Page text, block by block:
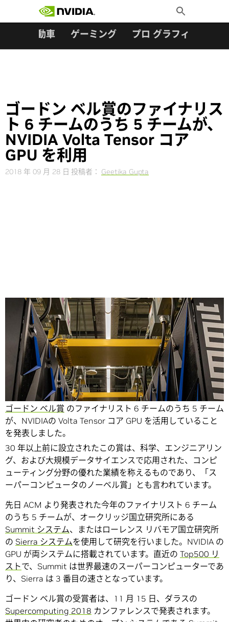
Toggle
Search
自動車 ゲーミング プロ グラフィックス
ゴードン ベル賞のファイナリス
ト 6 チームのうち 5 チームが、
NVIDIA Volta Tensor コア
GPU を利用
2018 年 09 月 28 日 投稿者： Geetika Gupta
Share
NVIDIA は、アメリカの国際計算機学会 (ACM) が主催する
ゴードン ベル賞 のファイナリスト 6 チームのうち 5 チーム
が、NVIDIAの Volta Tensor コア GPU を活用していること
を発表しました。
30 年以上前に設立されたこの賞は、科学、エンジニアリン
グ、および大規模データサイエンスで応用された、コンピ
ューティング分野の優れた業績を称えるものであり、「ス
ーパーコンピュータのノーベル賞」とも言われています。
先日 ACM より発表された今年のファイナリスト 6 チーム
のうち 5 チームが、オークリッジ国立研究所にある
Summit システム、またはローレンス リバモア国立研究所
の Sierra システムを使用して研究を行いました。NVIDIA の
GPU が両システムに搭載されています。直近の Top500 リ
ストで、Summit は世界最速のスーパーコンピューターであ
り、Sierra は 3 番目の速さとなっています。
ゴードン ベル賞の受賞者は、11 月 15 日、ダラスの
Supercomputing 2018 カンファレンスで発表されます。